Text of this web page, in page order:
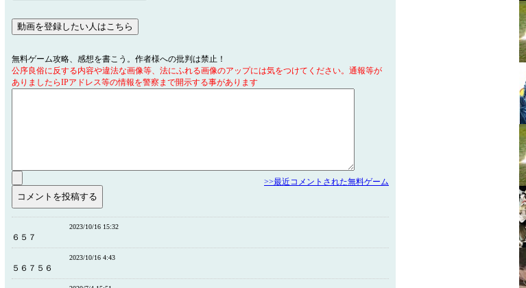
無料ゲーム攻略、感想を書こう。作者様への批判は禁止！
公序良俗に反する内容や違法な画像等、法にふれる画像のアップには気をつけてください。通報等が
ありましたらIPアドレス等の情報を警察まで開示する事があります
>>最近コメントされた無料ゲーム
2023/10/16 15:32
６５７
2023/10/16 4:43
５６７５６